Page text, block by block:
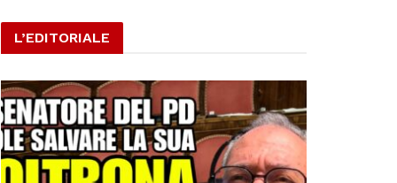
L’EDITORIALE